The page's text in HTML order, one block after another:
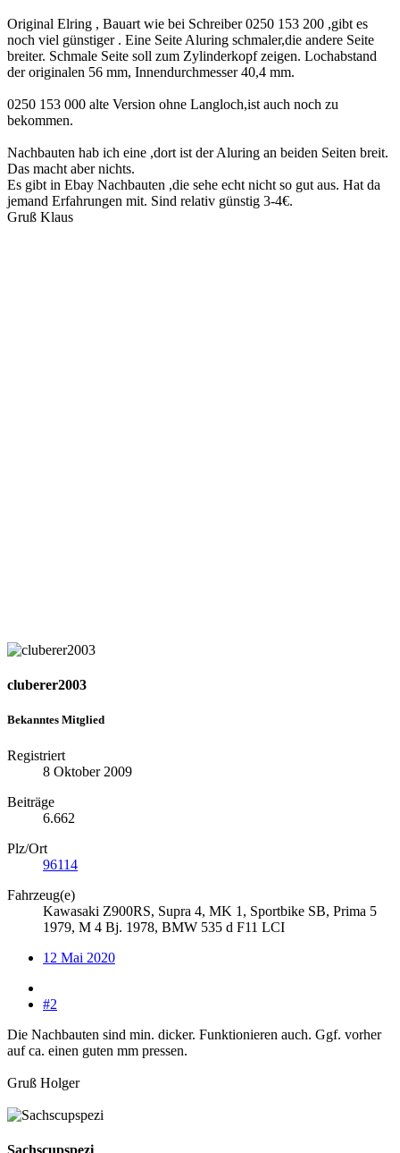
Original Elring , Bauart wie bei Schreiber 0250 153 200 ,gibt es
noch viel günstiger . Eine Seite Aluring schmaler,die andere Seite
breiter. Schmale Seite soll zum Zylinderkopf zeigen. Lochabstand
der originalen 56 mm, Innendurchmesser 40,4 mm.
0250 153 000 alte Version ohne Langloch,ist auch noch zu
bekommen.
Nachbauten hab ich eine ,dort ist der Aluring an beiden Seiten breit.
Das macht aber nichts.
Es gibt in Ebay Nachbauten ,die sehe echt nicht so gut aus. Hat da
jemand Erfahrungen mit. Sind relativ günstig 3-4€.
Gruß Klaus
cluberer2003
Bekanntes Mitglied
Registriert
8 Oktober 2009
Beiträge
6.662
Plz/Ort
96114
Fahrzeug(e)
Kawasaki Z900RS, Supra 4, MK 1, Sportbike SB, Prima 5
1979, M 4 Bj. 1978, BMW 535 d F11 LCI
12 Mai 2020
#2
Die Nachbauten sind min. dicker. Funktionieren auch. Ggf. vorher
auf ca. einen guten mm pressen.
Gruß Holger
Sachscupspezi